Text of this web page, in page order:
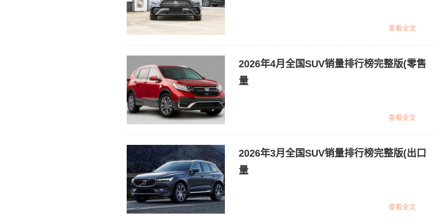
查看全文
2026年4月全国SUV销量排行榜完整版(零售
量
查看全文
2026年3月全国SUV销量排行榜完整版(出口
量
查看全文